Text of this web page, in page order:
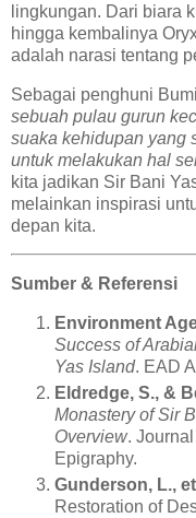
lingkungan. Dari biara
hingga kembalinya
adalah narasi tentang
Sebagai penghuni
sebuah pulau gurun
suaka kehidupan yang
untuk melakukan hal
kita jadikan Sir Bani
melainkan inspirasi
depan kita.
Sumber & Referensi
Environment
Success of
Yas Island. EAD
Eldredge, S., &
Monastery of Sir
Overview.
Epigraphy.
Gunderson, L.,
Restoration of